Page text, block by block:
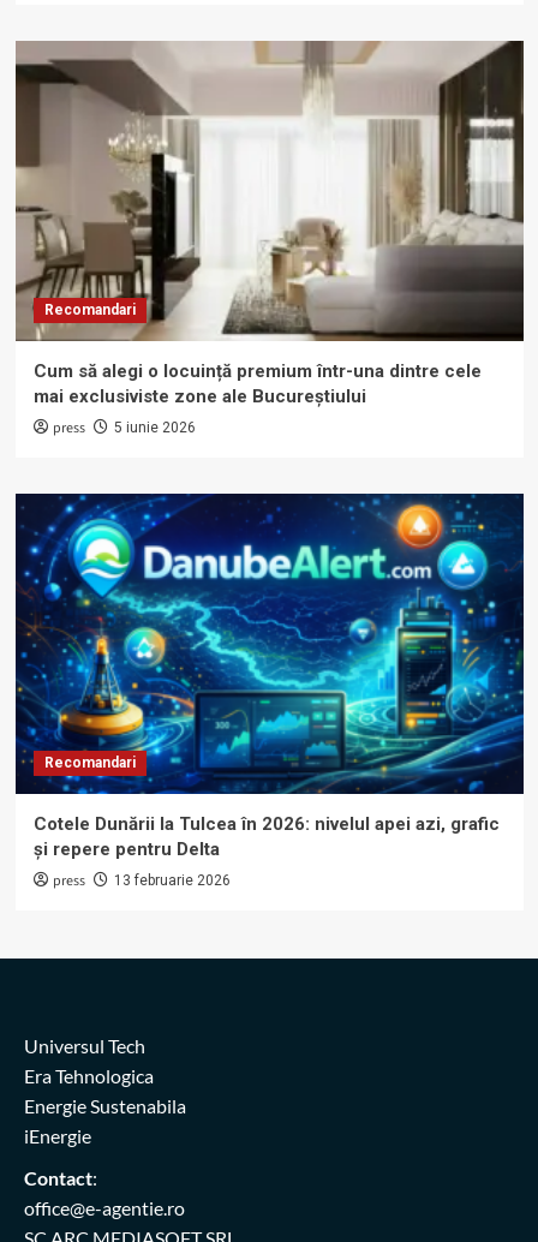
Recomandari
Cum să alegi o locuință premium într-una dintre cele
mai exclusiviste zone ale Bucureștiului
press 5 iunie 2026
Recomandari
Cotele Dunării la Tulcea în 2026: nivelul apei azi, grafic
și repere pentru Delta
press 13 februarie 2026
Universul Tech
Era Tehnologica
Energie Sustenabila
iEnergie
Contact:
office@e-agentie.ro